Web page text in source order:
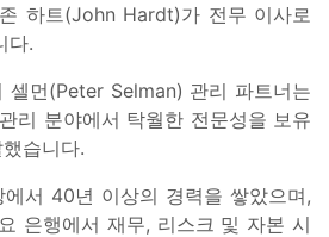
하트(John Hardt)가 전무 이사로
다.
셀먼(Peter Selman) 관리 파트너는
리 분야에서 탁월한 전문성을 보유
습니다.
서 40년 이상의 경력을 쌓았으며,
은행에서 재무, 리스크 및 자본 시